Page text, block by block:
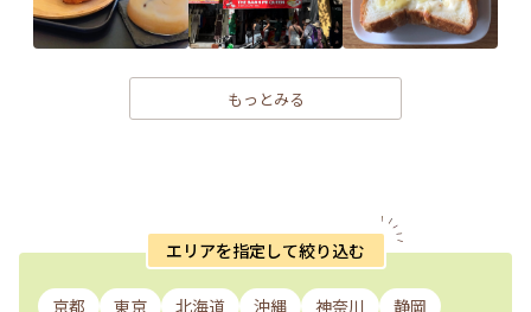
もっとみる
エリアを指定して絞り込む
京都 東京 北海道 沖縄 神奈川 静岡